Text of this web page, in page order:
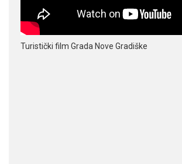
Turistički film Grada Nove Gradiške